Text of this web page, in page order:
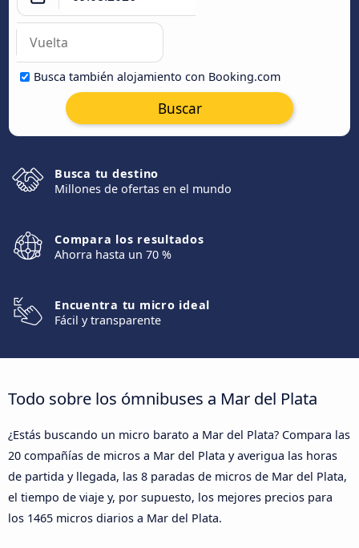
Busca también alojamiento con Booking.com
Buscar
Busca tu destino
Millones de ofertas en el mundo
Compara los resultados
Ahorra hasta un 70 %
Encuentra tu micro ideal
Fácil y transparente
Todo sobre los ómnibuses a Mar del Plata
¿Estás buscando un micro barato a Mar del Plata? Compara las
20 compañías de micros a Mar del Plata y averigua las horas
de partida y llegada, las 8 paradas de micros de Mar del Plata,
el tiempo de viaje y, por supuesto, los mejores precios para
los 1465 micros diarios a Mar del Plata.